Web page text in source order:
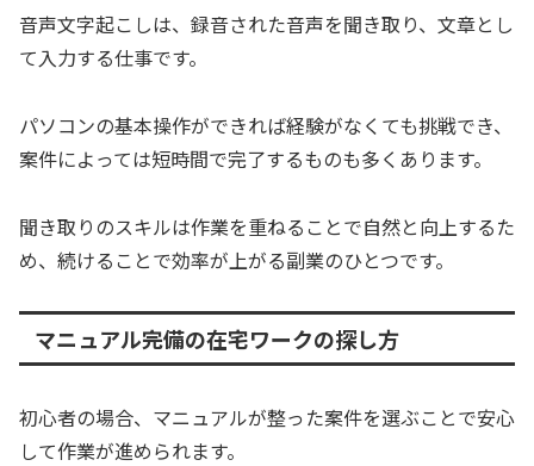
音声文字起こしは、録音された音声を聞き取り、文章とし
て入力する仕事です。
パソコンの基本操作ができれば経験がなくても挑戦でき、
案件によっては短時間で完了するものも多くあります。
聞き取りのスキルは作業を重ねることで自然と向上するた
め、続けることで効率が上がる副業のひとつです。
マニュアル完備の在宅ワークの探し方
初心者の場合、マニュアルが整った案件を選ぶことで安心
して作業が進められます。